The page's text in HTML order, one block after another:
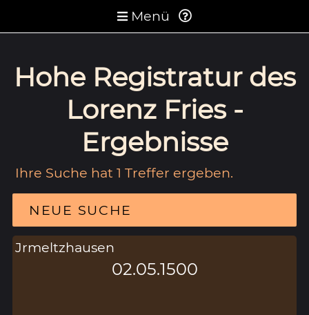
Menü
Hohe Registratur des
Lorenz Fries -
Ergebnisse
Ihre Suche hat 1 Treffer ergeben.
NEUE SUCHE
Jrmeltzhausen
02.05.1500